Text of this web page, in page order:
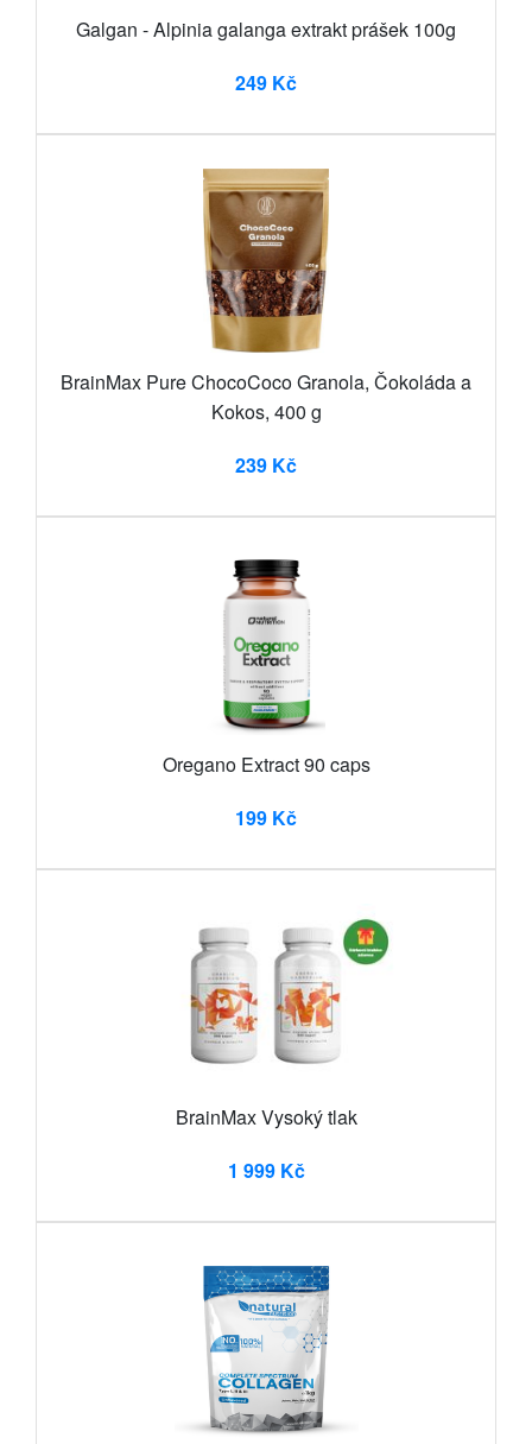
Galgan - Alpinia galanga extrakt prášek 100g
249 Kč
BrainMax Pure ChocoCoco Granola, Čokoláda a
Kokos, 400 g
239 Kč
Oregano Extract 90 caps
199 Kč
BrainMax Vysoký tlak
1 999 Kč